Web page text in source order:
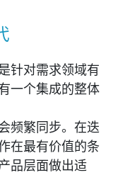
针对需求领域有
一个集成的整体
频繁同步。在迭
在最有价值的条
品层面做出适